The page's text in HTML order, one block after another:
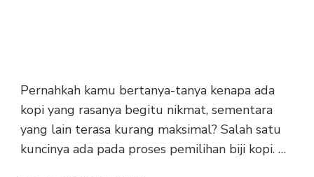
Pernahkah kamu bertanya-tanya kenapa ada
kopi yang rasanya begitu nikmat, sementara
yang lain terasa kurang maksimal? Salah satu
kuncinya ada pada proses pemilihan biji kopi. …